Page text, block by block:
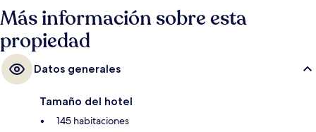
Más información sobre esta
propiedad
Datos generales
Tamaño del hotel
145 habitaciones